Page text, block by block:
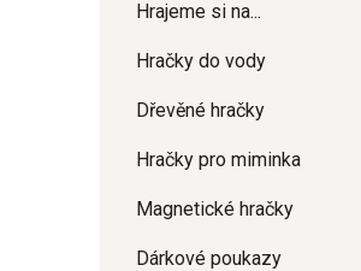
Hrajeme si na...
Hračky do vody
Dřevěné hračky
Hračky pro miminka
Magnetické hračky
Dárkové poukazy